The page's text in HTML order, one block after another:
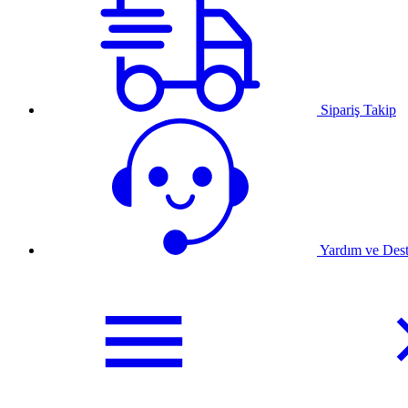
Sipariş Takip
Yardım ve